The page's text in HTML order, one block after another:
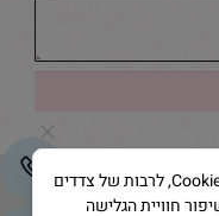
לידיעתך, באתרנו נעשה שימוש בקבצי Cookies, לרבות של צדדים
חוויית הגלישה